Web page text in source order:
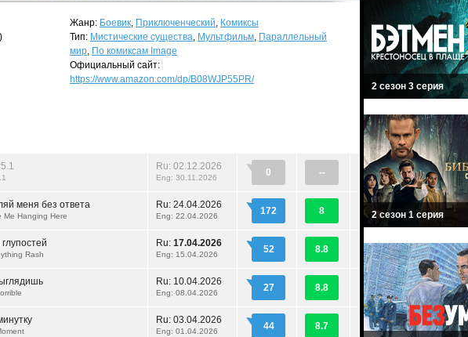
Жанр: Боевик, Приключенческий, Комиксы
Тип: Мистические существа, Мультфильм, Параллельный
мир, По комиксам Image
Официальный сайт:
https://www.amazon.com/dp/B08WJP55PR/
Ru: 02.12.2026
Eng: 30.11.2026 0 --
меня без ответа
Me Hanging Here
Ru: 24.04.2026
Eng: 22.04.2026 172 8
Rash
Ru: 17.04.2026
Eng: 15.04.2026 52 8.8
Ru: 10.04.2026
Eng: 08.04.2026 27 8.8
Ru: 03.04.2026
Eng: 01.04.2026 44 8.7
2 сезон 3 серия
2 сезон 1 серия